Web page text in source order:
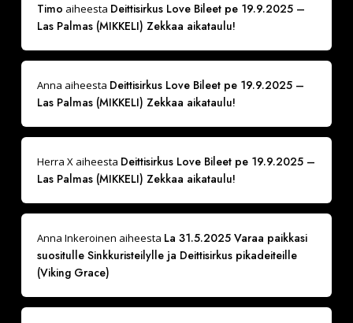
Timo aiheesta Deittisirkus Love Bileet pe 19.9.2025 –
Las Palmas (MIKKELI) Zekkaa aikataulu!
Anna aiheesta Deittisirkus Love Bileet pe 19.9.2025 –
Las Palmas (MIKKELI) Zekkaa aikataulu!
Herra Xaiheesta Deittisirkus Love Bileet pe 19.9.2025 –
Las Palmas (MIKKELI) Zekkaa aikataulu!
Anna Inkeroinen aiheesta La 31.5.2025 Varaa paikkasi
suositulle Sinkkuristeilylle ja Deittisirkus pikadeiteille
(Viking Grace)